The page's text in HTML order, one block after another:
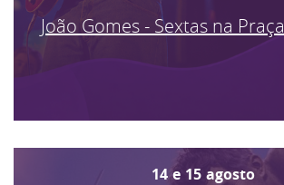
João Gomes - Sextas na Praça
14 e 15 agosto